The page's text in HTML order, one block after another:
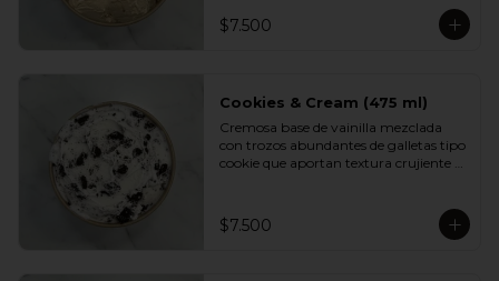
abundantes trocitos de manjar que
aportan textura y un dulzor profundo
los chilenos.
$7.500
Cookies & Cream (475 ml)
Cremosa base de vainilla mezclada
con trozos abundantes de galletas tipo
cookie que aportan textura crujiente y
perfecto para los fanáticos de las
combinaciones cremosas y crocantes.
$7.500